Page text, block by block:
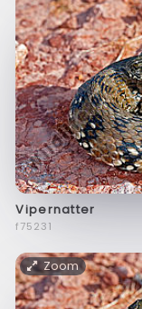
Vipernatter
f75231
Zoom